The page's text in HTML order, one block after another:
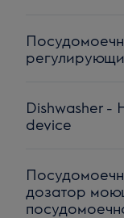
Dishwasher -
device
дозатор